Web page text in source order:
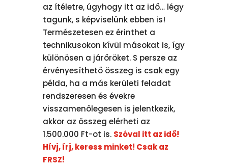
az ítéletre, úgyhogy itt az idő… légy
tagunk, s képviselünk ebben is!
Természetesen ez érinthet a
technikusokon kívül másokat is, így
különösen a járőröket. S persze az
érvényesíthető összeg is csak egy
példa, ha a más kerületi feladat
rendszeresen és évekre
visszamenőlegesen is jelentkezik,
akkor az összeg elérheti az
1.500.000 Ft-ot is. Szóval itt az idő!
Hívj, írj, keress minket! Csak az
FRSZ!